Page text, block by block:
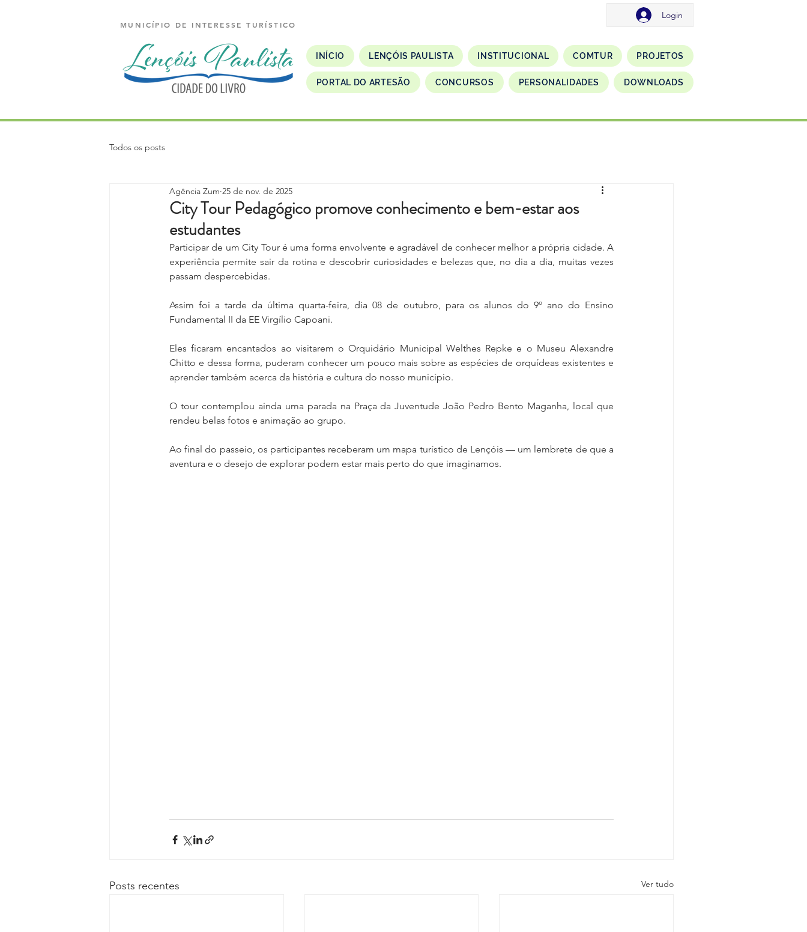
MUNICÍPIO DE INTERESSE TURÍSTICO
INÍCIO LENÇÓIS PAULISTA INSTITUCIONAL COMTUR PROJETOS
PORTAL DO ARTESÃO CONCURSOS PERSONALIDADES DOWNLOADS
Login
Todos os posts
City Tour Pedagógico promove conhecimento e bem-estar aos
estudantes
Agência Zum 25 de nov. de 2025
Participar de um City Tour é uma forma envolvente e agradável de conhecer melhor a própria cidade. A
experiência permite sair da rotina e descobrir curiosidades e belezas que, no dia a dia, muitas vezes
passam despercebidas.
Assim foi a tarde da última quarta-feira, dia 08 de outubro, para os alunos do 9º ano do Ensino
Fundamental II da EE Virgílio Capoani.
Eles ficaram encantados ao visitarem o Orquidário Municipal Welthes Repke e o Museu Alexandre
Chitto e dessa forma, puderam conhecer um pouco mais sobre as espécies de orquídeas existentes e
aprender também acerca da história e cultura do nosso município.
O tour contemplou ainda uma parada na Praça da Juventude João Pedro Bento Maganha, local que
rendeu belas fotos e animação ao grupo.
Ao final do passeio, os participantes receberam um mapa turístico de Lençóis — um lembrete de que a
aventura e o desejo de explorar podem estar mais perto do que imaginamos.
Posts recentes Ver tudo